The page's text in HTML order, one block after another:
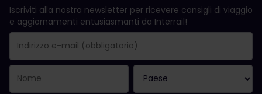
Iscriviti alla nostra newsletter per ricevere consigli di viaggio
e aggiornamenti entusiasmanti da Interrail!